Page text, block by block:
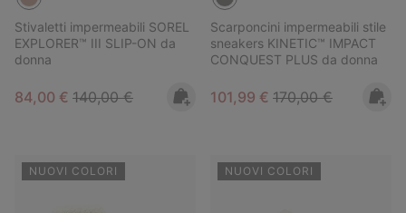
Stivaletti impermeabili SOREL
EXPLORER™ III SLIP-ON da
donna
Sale price:
84,00 € Regular price:
140,00 €
Scarponcini impermeabili stile
sneakers KINETIC™ IMPACT
CONQUEST PLUS da donna
Sale price:
101,99 € Regular price:
170,00 €
NUOVI COLORI NUOVI COLORI